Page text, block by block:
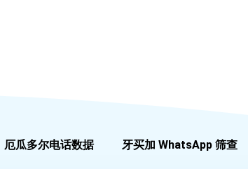
厄瓜多尔电话数据 牙买加 WhatsApp 筛查